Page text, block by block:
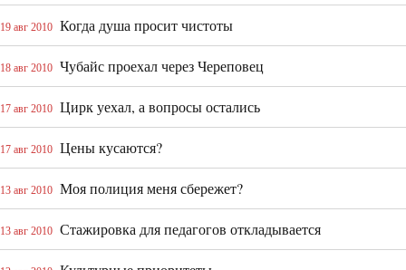
19 авг 2010 Когда душа просит чистоты
18 авг 2010 Чубайс проехал через Череповец
17 авг 2010 Цирк уехал, а вопросы остались
17 авг 2010 Цены кусаются?
13 авг 2010 Моя полиция меня сбережет?
13 авг 2010 Стажировка для педагогов откладывается